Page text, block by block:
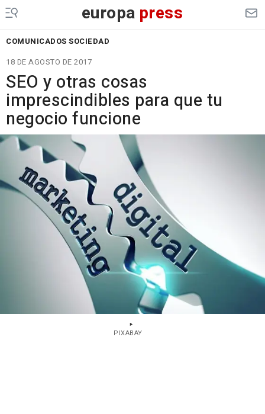
europa press
COMUNICADOS SOCIEDAD
18 DE AGOSTO DE 2017
SEO y otras cosas
imprescindibles para que tu
negocio funcione
PIXABAY